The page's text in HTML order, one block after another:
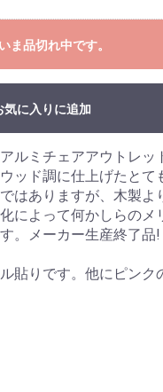
ま品切れ中です。
気に入りに追加
ルミチェアアウトレッ
ッド調に仕上げたとて
はありますが、木製よ
によって何かしらのメ
。メーカー生産終了品!
貼りです。他にピンク